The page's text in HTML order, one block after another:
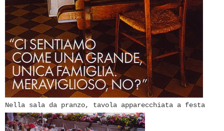
Nella sala da pranzo, tavola apparecchiata a festa